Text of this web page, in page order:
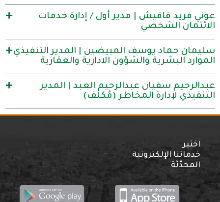
عوني فريد قاقيش | مدير أول / إدارة خدمات
الائتمان الشخصي
سليمان حماد يوسف المبيضين | المدير التنفيذي
الموارد البشرية والشؤون الادارية والعقارية
عبدالرحيم سفيان عبدالرحيم العبد | المدير
التنفيذي لإدارة المخاطر (مُكلف)
اختبر
خدماتنا الإلكترونية
المحدّثة